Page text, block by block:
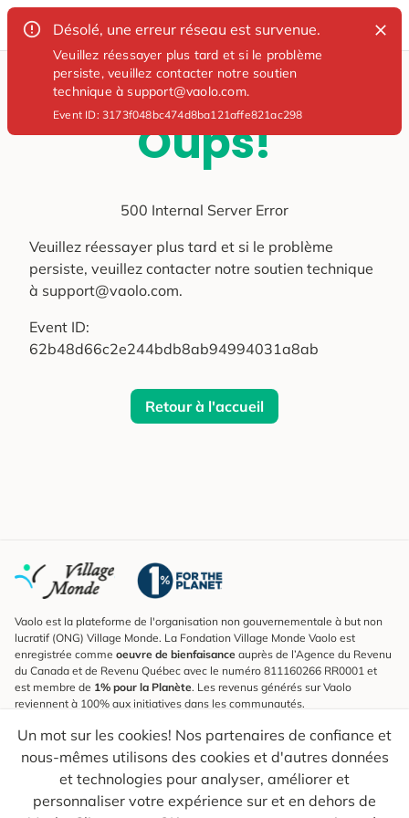
Désolé, une erreur réseau est survenue.
Veuillez réessayer plus tard et si le problème
persiste, veuillez contacter notre soutien
technique à support@vaolo.com.
Event ID:3173f048bc474d8ba121affe821ac298
Oups!
500 Internal Server Error
Veuillez réessayer plus tard et si le problème
persiste, veuillez contacter notre soutien technique
à support@vaolo.com.
Event ID:
62b48d66c2e244bdb8ab94994031a8ab
Retour à l'accueil
Un mot sur les cookies! Nos partenaires de confiance et
nous-mêmes utilisons des cookies et d'autres données
et technologies pour analyser, améliorer et
personnaliser votre expérience sur et en dehors de
Vaolo est la plateforme de l'organisation non gouvernementale à but non
lucratif (ONG) Village Monde. La Fondation Village Monde Vaolo est
enregistrée comme oeuvre de bienfaisance auprès de l’Agence du Revenu
du Canada et de Revenu Québec avec le numéro 811160266 RR0001 et
est membre de 1% pour la Planète. Les revenus générés sur Vaolo
reviennent à 100% aux initiatives dans les communautés.
S'inscrire à l'infolettre
Pour connaître les nouveautés, suivre nos explorateurs et recevoir des
astuces pour des voyages plus conscients.
Ton courriel